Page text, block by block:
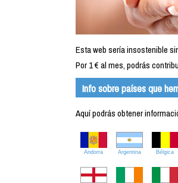
Esta web sería insostenible
Por 1 € al mes, podrás
Info sobre países que
Aquí podrás obtener
Andorra Argentina Bélgica